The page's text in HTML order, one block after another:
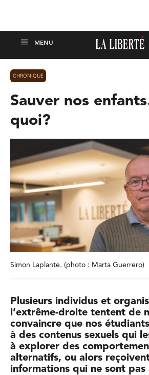
CHRONIQUE
Sauver nos
quoi?
Simon Laplante. (photo : Marta Guerrero)
Plusieurs individus et
l’extrême-droite tentent de
convaincre que nos
à des contenus sexuels qui
à explorer des
alternatifs, ou alors
informations qui ne sont